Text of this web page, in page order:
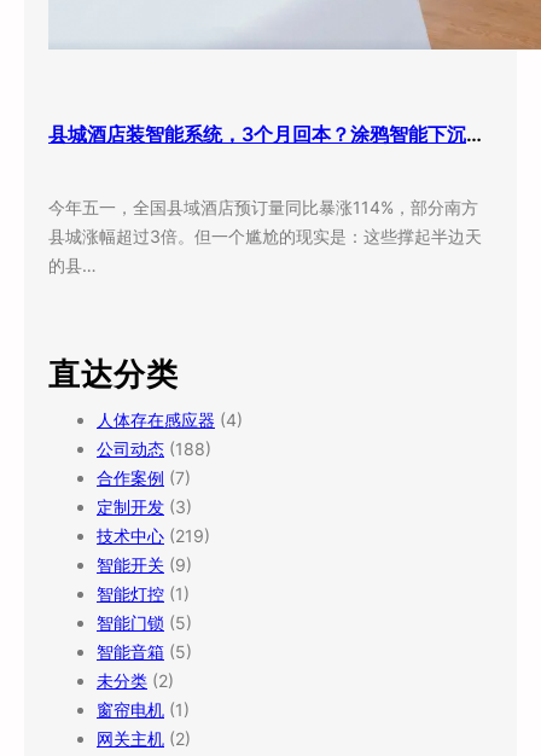
县城酒店装智能系统，3个月回本？涂鸦智能下沉市场打法曝光
今年五一，全国县域酒店预订量同比暴涨114%，部分南方
县城涨幅超过3倍。但一个尴尬的现实是：这些撑起半边天
的县…
直达分类
人体存在感应器 (4)
公司动态 (188)
合作案例 (7)
定制开发 (3)
技术中心 (219)
智能开关 (9)
智能灯控 (1)
智能门锁 (5)
智能音箱 (5)
未分类 (2)
窗帘电机 (1)
网关主机 (2)